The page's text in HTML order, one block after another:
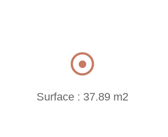

Surface : 37.89 m2